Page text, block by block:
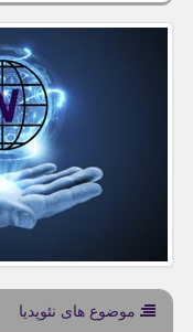
موضوع های نئوپدیا